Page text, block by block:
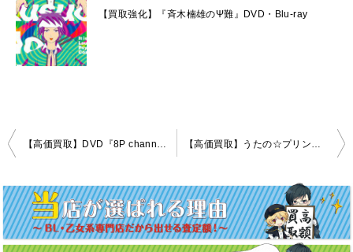
【買取強化】『斉木楠雄のΨ難』DVD・Blu-ray
投
ナ
ビ
ゲ
【高価買取】DVD『8P channel』シリーズ 【高価買取】うたの☆プリンスさまっ♪マジLOVELIVE 1st～6th DVD